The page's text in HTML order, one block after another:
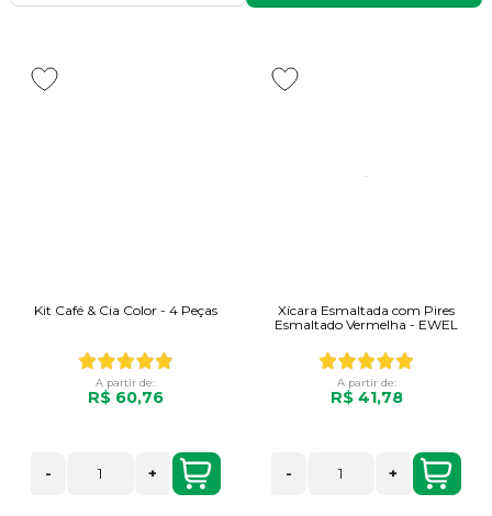
Kit Café & Cia Color - 4 Peças
A partir de:
R$ 60,76
- +
Xícara Esmaltada com Pires
Esmaltado Vermelha - EWEL
A partir de:
R$ 41,78
- +